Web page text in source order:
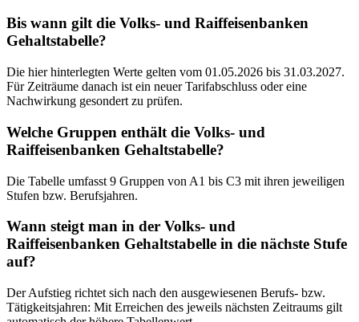
Bis wann gilt die Volks- und Raiffeisenbanken
Gehaltstabelle?
Die hier hinterlegten Werte gelten vom 01.05.2026 bis 31.03.2027.
Für Zeiträume danach ist ein neuer Tarifabschluss oder eine
Nachwirkung gesondert zu prüfen.
Welche Gruppen enthält die Volks- und
Raiffeisenbanken Gehaltstabelle?
Die Tabelle umfasst 9 Gruppen von A1 bis C3 mit ihren jeweiligen
Stufen bzw. Berufsjahren.
Wann steigt man in der Volks- und
Raiffeisenbanken Gehaltstabelle in die nächste Stufe
auf?
Der Aufstieg richtet sich nach den ausgewiesenen Berufs- bzw.
Tätigkeitsjahren: Mit Erreichen des jeweils nächsten Zeitraums gilt